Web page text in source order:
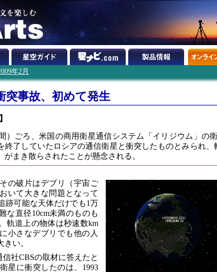
年2月
突事故、初めて発生
】
）ごろ、米国の商用衛星通信システム「イリジウム」の
終了していたロシアの通信衛星と衝突したものとみられ、
まき散らされたことが懸念される。
の破片はデブリ（宇宙ご
いて大きな問題となって
跡可能な天体だけでも1万
な直径10cm未満のものも
軌道上の物体は秒速数km
小さなデブリでも他の人
い。
社CBSの取材に答えたと
星に衝突したのは、1993